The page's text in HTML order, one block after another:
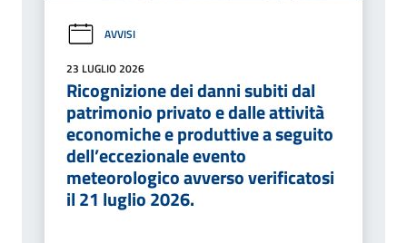
AVVISI
23 LUGLIO 2026
Ricognizione dei danni subiti dal
patrimonio privato e dalle attività
economiche e produttive a seguito
dell’eccezionale evento
meteorologico avverso verificatosi
il 21 luglio 2026.